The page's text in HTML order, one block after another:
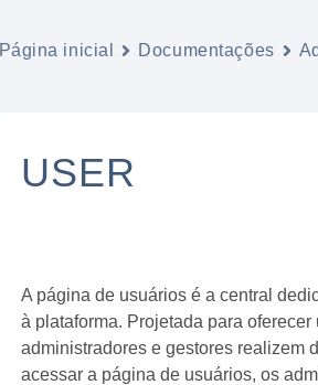
Página inicial Documentações
USER
A página de usuários é a central
à plataforma. Projetada para
administradores e gestores realizem
acessar a página de usuários, os